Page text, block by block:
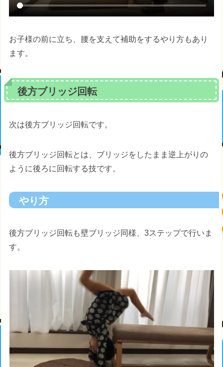
お子様の前に立ち、腰を支えて補助をするやり方もあり
ます。
後方ブリッジ回転
次は後方ブリッジ回転です。
後方ブリッジ回転とは、ブリッジをしたまま逆上がりの
ように後ろに回転する技です。
やり方
後方ブリッジ回転も壁ブリッジ同様、3ステップで行いま
す。